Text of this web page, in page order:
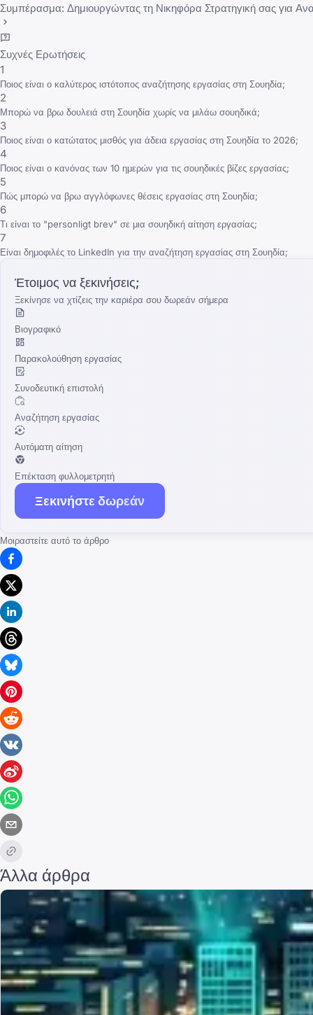
Συμπέρασμα: Δημιουργώντας τη Νικηφόρα Στρατηγική σας για
Συχνές Ερωτήσεις
1
Ποιος είναι ο καλύτερος ιστότοπος αναζήτησης εργασίας στη Σουηδία;
2
Μπορώ να βρω δουλειά στη Σουηδία χωρίς να μιλάω σουηδικά;
3
Ποιος είναι ο κατώτατος μισθός για άδεια εργασίας στη Σουηδία το 2026;
4
Ποιος είναι ο κανόνας των 10 ημερών για τις σουηδικές βίζες εργασίας;
5
Πώς μπορώ να βρω αγγλόφωνες θέσεις εργασίας στη Σουηδία;
6
Τι είναι το "personligt brev" σε μια σουηδική αίτηση εργασίας;
7
Είναι δημοφιλές το LinkedIn για την αναζήτηση εργασίας στη Σουηδία;
Έτοιμος να ξεκινήσεις;
Ξεκίνησε να χτίζεις την καριέρα σου δωρεάν σήμερα
Βιογραφικό
Παρακολούθηση εργασίας
Συνοδευτική επιστολή
Αναζήτηση εργασίας
Αυτόματη αίτηση
Επέκταση φυλλομετρητή
Ξεκινήστε δωρεάν
Μοιραστείτε αυτό το άρθρο
Άλλα άρθρα